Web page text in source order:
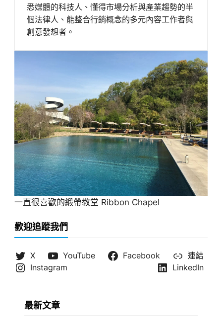
悉媒體的科技人、懂得市場分析與產業趨勢的半
個法律人、能整合行銷概念的多元內容工作者與
創意發想者。
一直很喜歡的緞帶教堂 Ribbon Chapel
歡迎追蹤我們
X YouTube Facebook
連結
Instagram
LinkedIn
最新文章